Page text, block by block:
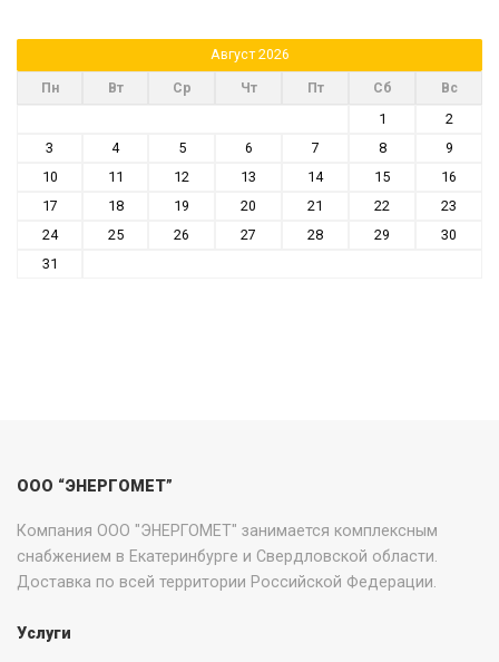
Август 2026
Пн
Вт Ср Чт Пт Сб
Вс
1
2
3
4 5 6 7 8
9
10
11 12 13 14 15
16
17
18 19 20 21 22
23
24
25 26 27 28 29
30
31
ООО “ЭНЕРГОМЕТ”
Компания ООО "ЭНЕРГОМЕТ" занимается комплексным
снабжением в Екатеринбурге и Свердловской области.
Доставка по всей территории Российской Федерации.
Услуги